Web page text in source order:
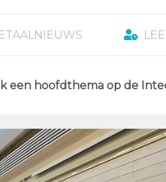
een hoofdthema op de